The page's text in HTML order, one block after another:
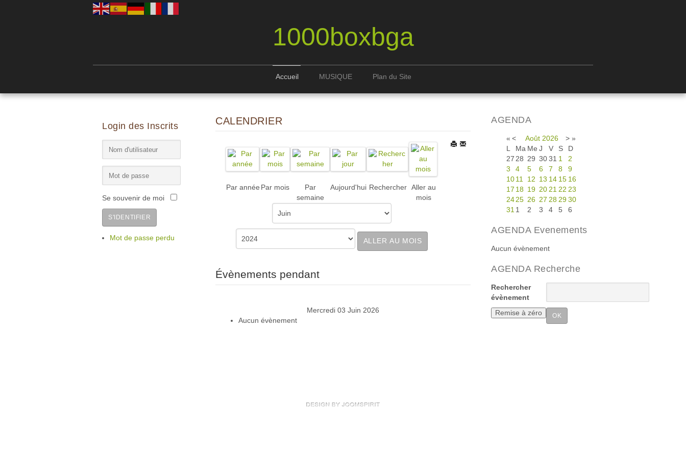
1000boxbga
Accueil MUSIQUE Plan du Site
Login des Inscrits
Se souvenir de moi
S'IDENTIFIER
Mot de passe perdu
AGENDA
« < Août 2026 > »
L
Ma Me J V S
D
27 28 29 30 31 1
2
3
4 5 6 7 8
9
10 11 12 13 14 15 16
17 18 19 20 21 22 23
2425 26 27 28 29 30
31 1 2 3 4 5 6
AGENDA Evenements
Aucun évènement
AGENDA Recherche
Rechercher
évènement
CALENDRIER
Par année Par mois
Par
semaine
Aujourd'hui Rechercher
Aller au
mois
ALLER AU MOIS
Évènements pendant
Mercredi 03 Juin 2026
Aucun évènement